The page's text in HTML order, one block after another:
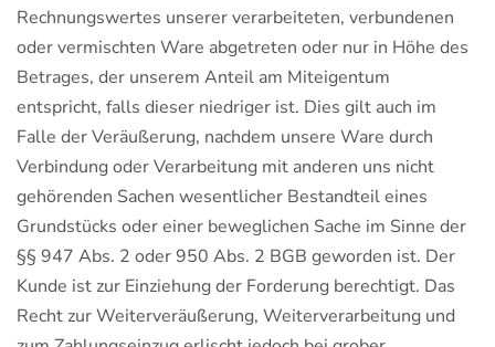
Rechnungswertes unserer verarbeiteten, verbundenen
oder vermischten Ware abgetreten oder nur in Höhe des
Betrages, der unserem Anteil am Miteigentum
entspricht, falls dieser niedriger ist. Dies gilt auch im
Falle der Veräußerung, nachdem unsere Ware durch
Verbindung oder Verarbeitung mit anderen uns nicht
gehörenden Sachen wesentlicher Bestandteil eines
Grundstücks oder einer beweglichen Sache im Sinne der
§§ 947 Abs. 2 oder 950 Abs. 2 BGB geworden ist. Der
Kunde ist zur Einziehung der Forderung berechtigt. Das
Recht zur Weiterveräußerung, Weiterverarbeitung und